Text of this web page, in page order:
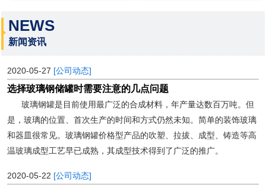
NEWS
新闻资讯
2020-05-27 [公司动态]
选择玻璃钢储罐时需要注意的几点问题
玻璃钢罐是目前使用最广泛的合成材料，年产量达数百万吨。但
是，玻璃的位置、首次生产的时间和方式仍然未知。简单的装饰玻璃
和器皿很常见。玻璃钢罐价格型产品的吹塑、拉拔、成型、铸造等高
温玻璃成型工艺早已成熟，其成型技术得到了广泛的推广。
2020-05-22 [公司动态]